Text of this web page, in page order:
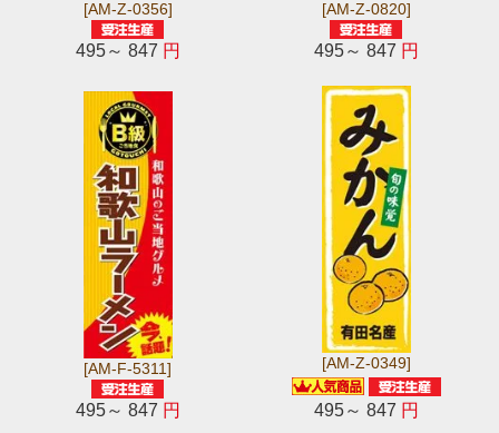
[AM-Z-0356]
495～ 847 円
[AM-Z-0820]
495～ 847 円
[AM-F-5311]
495～ 847 円
[AM-Z-0349]
495～ 847 円